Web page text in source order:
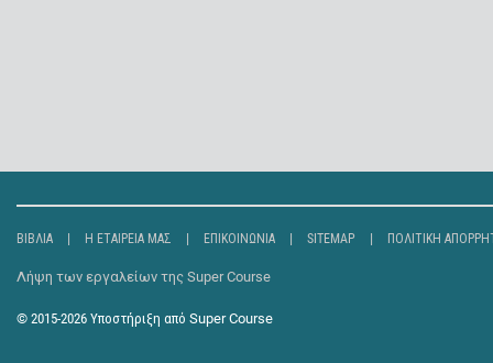
ΒΙΒΛΊΑ Η ΕΤΑΙΡΕΊΑ ΜΑΣ ΕΠΙΚΟΙΝΩΝΊΑ SITEMAP ΠΟΛΙΤΙΚΉ
Λήψη των εργαλείων της Super Course
© 2015-2026 Υποστήριξη από Super Course